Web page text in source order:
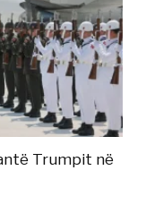
Trumpit në